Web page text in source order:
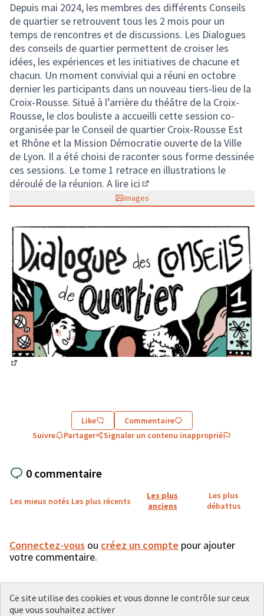
Depuis mai 2024, les membres des différents Conseils
de quartier se retrouvent tous les 2 mois pour un
temps de rencontres et de discussions. Les Dialogues
des conseils de quartier permettent de croiser les
idées, les expériences et les initiatives de chacune et
chacun. Un moment convivial qui a réuni en octobre
dernier les participants dans un nouveau tiers-lieu de la
Croix-Rousse. Situé à l’arrière du théâtre de la Croix-
Rousse, le clos bouliste a accueilli cette session co-
organisée par le Conseil de quartier Croix-Rousse Est
et Rhône et la Mission Démocratie ouverte de la Ville
de Lyon. Il a été choisi de raconter sous forme dessinée
ces sessions. Le tome 1 retrace en illustrations le
déroulé de la réunion. A lire ici
(Lien externe)
Images
Like
Commentaire
Suivre
Partager Signaler un contenu inapproprié
0 commentaire
Les mieux notés Les plus récents
Les plus
anciens
Les plus
débattus
Connectez-vous ou créez un compte pour ajouter
votre commentaire.
Ce site utilise des cookies et vous donne le contrôle sur ceux
que vous souhaitez activer